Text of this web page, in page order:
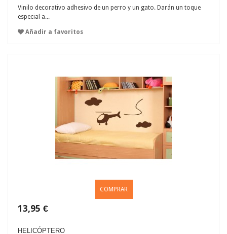
Vinilo decorativo adhesivo de un perro y un gato. Darán un toque
especial a...
Añadir a favoritos
COMPRAR
13,95 €
HELICÓPTERO